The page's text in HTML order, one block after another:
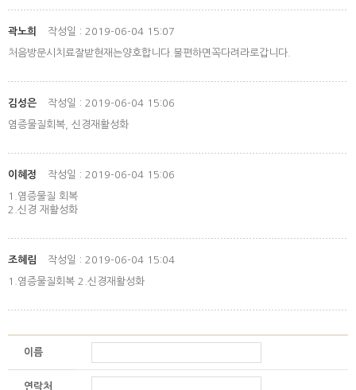
곽노희 작성일 : 2019-06-04 15:07
처음방문시치료잘받현재는양호합니다.불편하면꼭다려라로갑니다.
김성은 작성일 : 2019-06-04 15:06
염증물질회복, 신경재활성화
이혜정 작성일 : 2019-06-04 15:06
1.염증물질 회복
2.신경 재활성화
조혜림 작성일 : 2019-06-04 15:04
1.염증물질회복 2.신경재활성화
이름
연락처